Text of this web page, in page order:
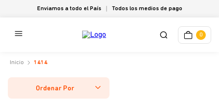
Enviamos a todo el País Todos los medios de pago
0
1414
Ordenar Por